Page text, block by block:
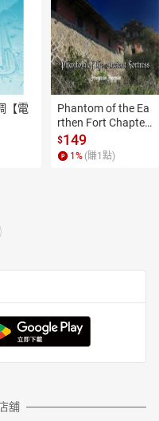
【電
Phantom of the Ea
rthen Fort Chapter
4【有聲書】
$149
1 % (賺1 點)
舖